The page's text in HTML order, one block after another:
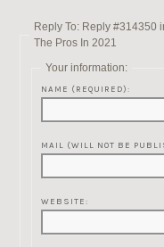
Reply To: Reply #314350
The Pros In 2021
Your information:
NAME (REQUIRED):
MAIL (WILL NOT BE
WEBSITE: